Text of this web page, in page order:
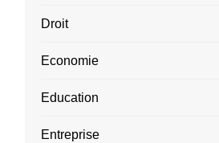
Droit
Economie
Education
Entreprise